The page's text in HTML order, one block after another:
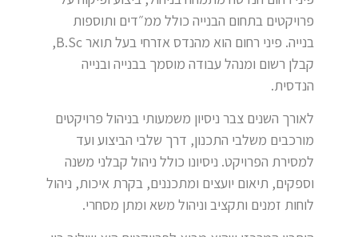
פרויקטים בתחום הבנייה כולל ממ״דים ותוספות
בנייה. פיני רחום הוא מהנדס אזרחי בעל תואר B.Sc,
קבלן רשום ומנהל עבודה מוסמך בבנייה ובנייה
הנדסית.
לאורך השנים צבר ניסיון משמעותי בניהול פרויקטים
מורכבים משלבי התכנון, דרך שלבי הביצוע ועד
למסירת הפרויקט. ניסיונו כולל ניהול קבלני משנה
וספקים, תיאום יועצים ומתכננים, בקרת איכות, ניהול
לוחות זמנים ותקציב וניהול משא ומתן מסחרי.